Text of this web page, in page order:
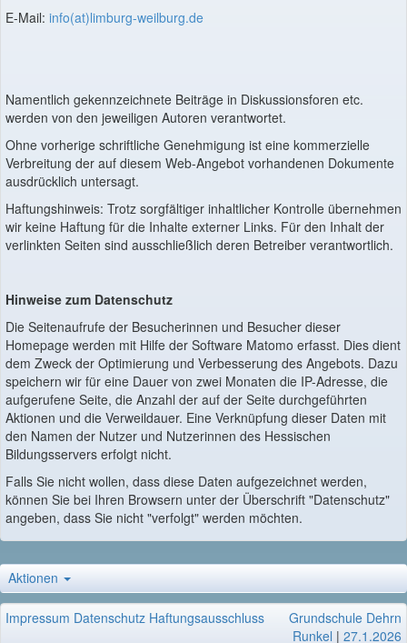
E-Mail: info(at)limburg-weilburg.de
Namentlich gekennzeichnete Beiträge in Diskussionsforen etc.
werden von den jeweiligen Autoren verantwortet.
Ohne vorherige schriftliche Genehmigung ist eine kommerzielle
Verbreitung der auf diesem Web-Angebot vorhandenen Dokumente
ausdrücklich untersagt.
Haftungshinweis: Trotz sorgfältiger inhaltlicher Kontrolle übernehmen
wir keine Haftung für die Inhalte externer Links. Für den Inhalt der
verlinkten Seiten sind ausschließlich deren Betreiber verantwortlich.
Hinweise zum Datenschutz
Die Seitenaufrufe der Besucherinnen und Besucher dieser
Homepage werden mit Hilfe der Software Matomo erfasst. Dies dient
dem Zweck der Optimierung und Verbesserung des Angebots. Dazu
speichern wir für eine Dauer von zwei Monaten die IP-Adresse, die
aufgerufene Seite, die Anzahl der auf der Seite durchgeführten
Aktionen und die Verweildauer. Eine Verknüpfung dieser Daten mit
den Namen der Nutzer und Nutzerinnen des Hessischen
Bildungsservers erfolgt nicht.
Falls Sie nicht wollen, dass diese Daten aufgezeichnet werden,
können Sie bei Ihren Browsern unter der Überschrift "Datenschutz"
angeben, dass Sie nicht "verfolgt" werden möchten.
Aktionen
Impressum Datenschutz Haftungsausschluss
Grundschule Dehrn
Runkel | 27.1.2026